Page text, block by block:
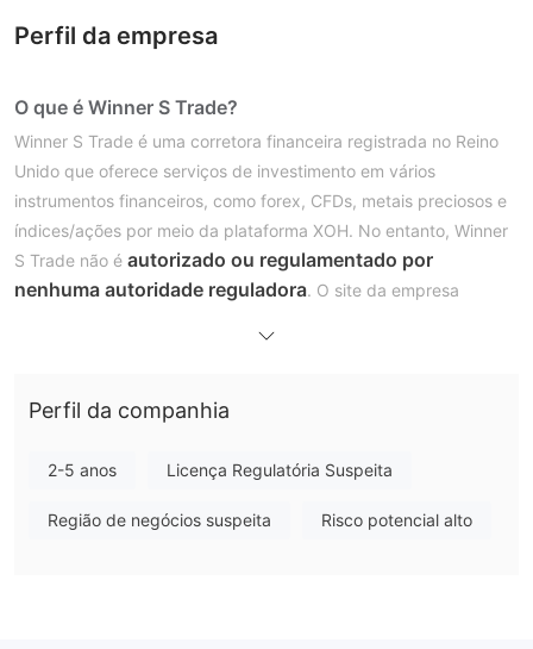
Perfil da empresa
O que é Winner S Trade?
Winner S Trade é uma corretora financeira registrada no Reino
Unido que oferece serviços de investimento em vários
instrumentos financeiros, como forex, CFDs, metais preciosos e
índices/ações por meio da plataforma XOH. No entanto, Winner
S Trade não é autorizado ou regulamentado por
nenhuma autoridade reguladora. O site da empresa
Prós e Contras É Winner S Trade Seguro ou Fraude?
devem causar preocupação para potenciais investidores. O
licença não autorizada da National Futures
Perfil da companhia
2-5 anos Licença Regulatória Suspeita
Região de negócios suspeita Risco potencial alto